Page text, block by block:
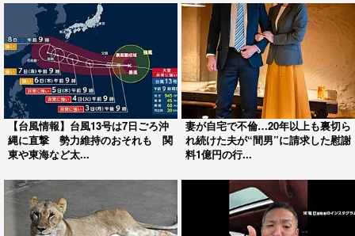
【台風情報】台風13号は7日ごろ沖
縄に直撃 勢力維持のおそれも 関
東や東海など太...
妻が自宅で不倫…20年以上も裏切ら
れ続けた夫が“間男”に請求した慰謝
料1億円の行...